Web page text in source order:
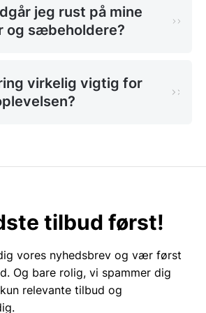
løsninger som sæbeholdere og
effektivt fjerne rod fra kanten af
Orden i de fysiske rammer er
og organisering af
efter funktion. Dette gør
man skal bruge, og beskytter
mod direkte vandsprøjt.
at gennemføre stilen helt ud i
findes der løsninger til opvask
der matcher badeværelsets
jeg rust på mine
og sæbeholdere?
virkelig vigtig for
tilbud først!
vores nyhedsbrev og vær først
Og bare rolig, vi spammer dig
relevante tilbud og